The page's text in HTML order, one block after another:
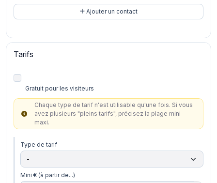
Ajouter un contact
Tarifs
Gratuit pour les visiteurs
Chaque type de tarif n'est utilisable qu'une fois. Si vous
avez plusieurs "pleins tarifs", précisez la plage mini-
maxi.
Type de tarif
Mini € (à partir de...)